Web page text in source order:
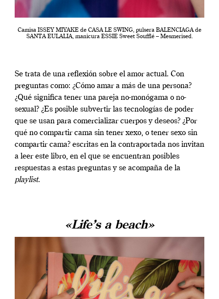
Camisa ISSEY MIYAKE de CASA LE SWING, pulsera BALENCIAGA de
SANTA EULALIA, manicura ESSIE Sweet Soufflé – Mesmerised.
Se trata de una reflexión sobre el amor actual. Con
preguntas como: ¿Cómo amar a más de una persona?
¿Qué significa tener una pareja no-monógama o no-
sexual? ¿Es posible subvertir las tecnologías de poder
que se usan para comercializar cuerpos y deseos? ¿Por
qué no compartir cama sin tener xexo, o tener sexo sin
compartir cama? escritas en la contraportada nos invitan
a leer este libro, en el que se encuentran posibles
respuestas a estas preguntas y se acompaña de la
playlist.
«Life’s a beach»